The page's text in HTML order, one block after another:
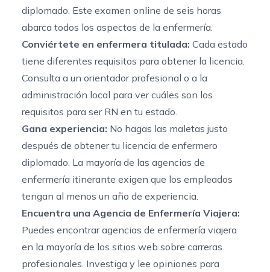
diplomado. Este examen online de seis horas
abarca todos los aspectos de la enfermería.
Conviértete en enfermera titulada: Cada estado
tiene diferentes requisitos para obtener la licencia.
Consulta a un orientador profesional o a la
administración local para ver cuáles son los
requisitos para ser RN en tu estado.
Gana experiencia: No hagas las maletas justo
después de obtener tu licencia de enfermero
diplomado. La mayoría de las agencias de
enfermería itinerante exigen que los empleados
tengan al menos un año de experiencia.
Encuentra una Agencia de Enfermería Viajera:
Puedes encontrar agencias de enfermería viajera
en la mayoría de los sitios web sobre carreras
profesionales. Investiga y lee opiniones para